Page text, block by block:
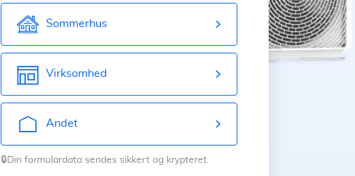
Sommerhus
Virksomhed
Andet
🔒Din formulardata sendes sikkert og krypteret.